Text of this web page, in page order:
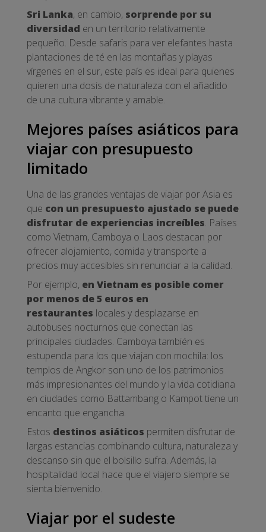
Sri Lanka, en cambio, sorprende por su
diversidad en un territorio relativamente
pequeño. Desde safaris para ver elefantes hasta
plantaciones de té en las montañas y playas
vírgenes en el sur, este país es ideal para quienes
quieren una dosis de naturaleza con el añadido
de una cultura vibrante y amable.
Mejores países asiáticos para
viajar con presupuesto
limitado
Una de las grandes ventajas de viajar por Asia es
que con un presupuesto ajustado se puede
disfrutar de experiencias increíbles. Países
como Vietnam, Camboya o Laos destacan por
ofrecer alojamiento, comida y transporte a
precios muy accesibles sin renunciar a la calidad.
Por ejemplo, en Vietnam es posible comer
por menos de 5 euros en
restaurantes locales y desplazarse en
autobuses nocturnos que conectan las
principales ciudades. Camboya también es
estupenda para los que viajan con mochila: los
templos de Angkor son uno de los patrimonios
más impresionantes del mundo y la vida cotidiana
en ciudades como Battambang o Kampot tiene un
encanto que engancha.
Estos destinos asiáticos permiten disfrutar de
largas estancias combinando cultura, naturaleza y
descanso sin que el bolsillo sufra. Además, la
hospitalidad local hace que el viajero siempre se
sienta bienvenido.
Viajar por el sudeste